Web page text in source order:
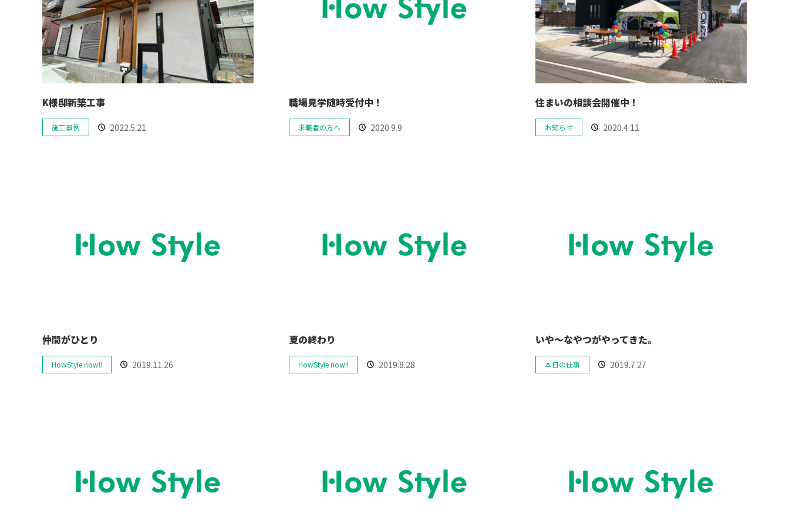
K様邸新築工事
施工事例 2022.5.21
職場見学随時受付中！
求職者の方へ 2020.9.9
住まいの相談会開催中！
お知らせ 2020.4.11
仲間がひとり
HowStyle now!! 2019.11.26
夏の終わり
HowStyle now!! 2019.8.28
いや〜なやつがやってきた。
本日の仕事 2019.7.27